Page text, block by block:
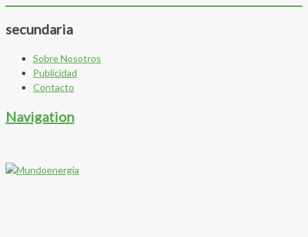
secundaria
Sobre Nosotros
Publicidad
Contacto
Navigation